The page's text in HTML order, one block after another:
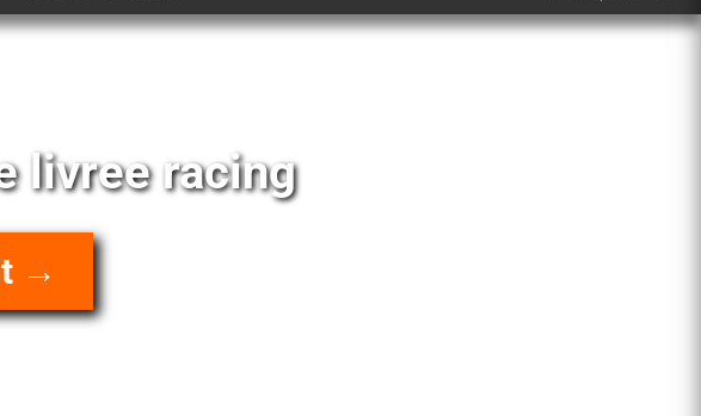
livree racing
→